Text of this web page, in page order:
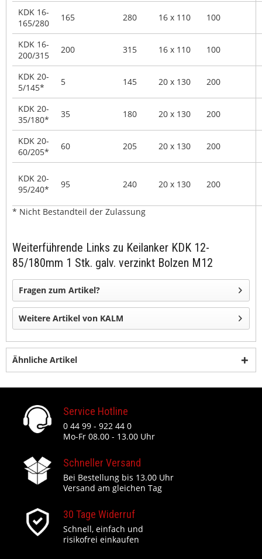
KDK 16-
165/280
165 280 16 x 110 100
KDK 16-
200/315
200 315 16 x 110 100
KDK 20-
5/145*
5 145 20 x 130 200
KDK 20-
35/180*
35 180 20 x 130 200
KDK 20-
60/205*
60 205 20 x 130 200
KDK 20-
95/240*
95 240 20 x 130 200
* Nicht Bestandteil der Zulassung
Weiterführende Links zu Keilanker KDK 12-
85/180mm 1 Stk. galv. verzinkt Bolzen M12
Fragen zum Artikel?
Weitere Artikel von KALM
Ähnliche Artikel
Service Hotline
0 44 99 - 922 44 0
Mo-Fr 08.00 - 13.00 Uhr
Schneller Versand
Bei Bestellung bis 13.00 Uhr
Versand am gleichen Tag
30 Tage Widerruf
Schnell, einfach und
risikofrei einkaufen